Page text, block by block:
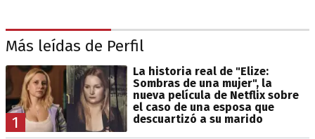
Más leídas de Perfil
1
La historia real de "Elize:
Sombras de una mujer", la
nueva película de Netflix sobre
el caso de una esposa que
descuartizó a su marido